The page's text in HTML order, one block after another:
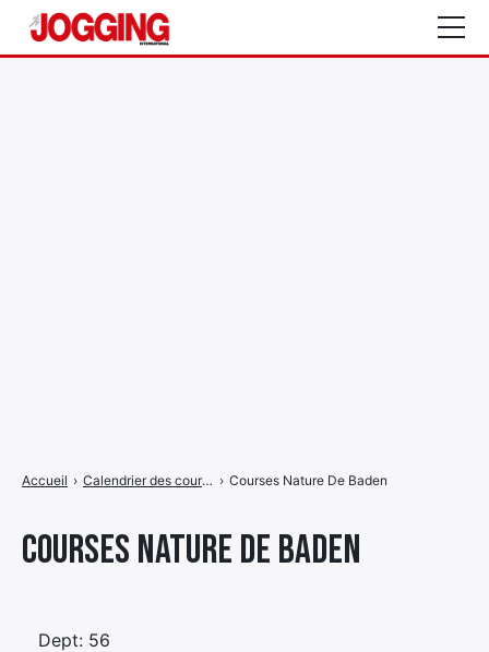
Courses Nature De Baden
Accueil › Calendrier des courses › Courses Nature De Baden
Dept: 56
de
ÉlémentÉlément